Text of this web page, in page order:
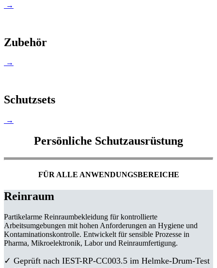
→
Zubehör
→
Schutzsets
→
Persönliche Schutzausrüstung
FÜR ALLE ANWENDUNGSBEREICHE
Reinraum
Partikelarme Reinraumbekleidung für kontrollierte
Arbeitsumgebungen mit hohen Anforderungen an Hygiene und
Kontaminationskontrolle. Entwickelt für sensible Prozesse in
Pharma, Mikroelektronik, Labor und Reinraumfertigung.
✓ Geprüft nach IEST-RP-CC003.5 im Helmke-Drum-Test